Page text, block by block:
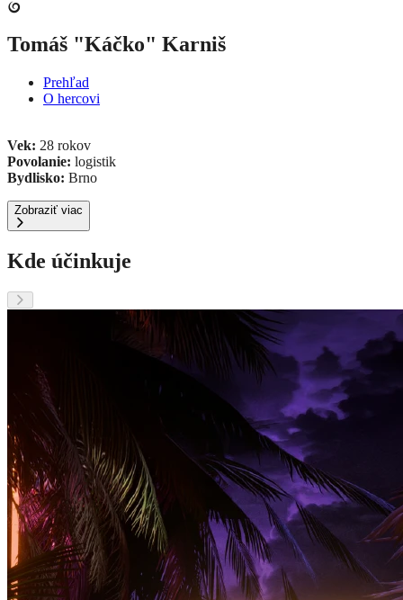
Tomáš "Káčko" Karniš
Prehľad
O hercovi
Vek: 28 rokov
Povolanie: logistik
Bydlisko: Brno
Zobraziť viac
Kde účinkuje